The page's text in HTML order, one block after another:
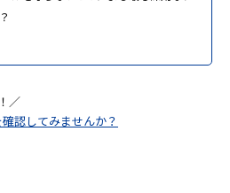
／
認してみませんか？